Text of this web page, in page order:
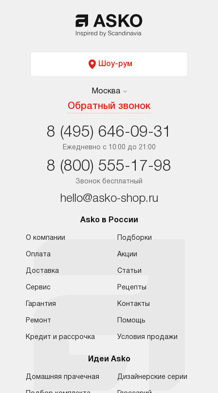
Шоу-рум
Москва
Обратный звонок
Москва
Ростов-на-Дону
Ежедневно с 10:00 до 21:00
8 (495) 646-09-31
Звонок бесплатный
8 (800) 555-17-98
hello@asko-shop.ru
Asko в России
О компании
Оплата
Доставка
Сервис
Гарантия
Ремонт
Кредит и рассрочка
Подборки
Акции
Статьи
Рецепты
Контакты
Помощь
Условия продажи
Идеи Asko
Домашняя прачечная Дизайнерские серии